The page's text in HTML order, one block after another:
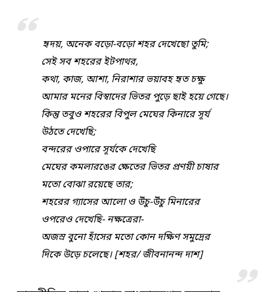
হৃদয়, অনেক বড়ো-বড়ো শহর দেখেছো তুমি;
সেই সব শহরের ইটপাথর,
কথা, কাজ, আশা, নিরাশার ভয়াবহ হৃত চক্ষু
আমার মনের বিস্বাদের ভিতর পুড়ে ছাই হয়ে গেছে।
কিন্তু তবুও শহরের বিপুল মেঘের কিনারে সূর্য
উঠতে দেখেছি;
বন্দরের ওপারে সূর্যকে দেখেছি
মেঘের কমলারঙের ক্ষেতের ভিতর প্রণয়ী চাষার
মতো বোঝা রয়েছে তার;
শহরের গ্যাসের আলো ও উঁচু-উঁচু মিনারের
ওপরেও দেখেছি- নক্ষত্রেরা-
অজস্র বুনো হাঁসের মতো কোন দক্ষিণ সমুদ্রের
দিকে উড়ে চলেছে। [শহর/ জীবনানন্দ দাশ]